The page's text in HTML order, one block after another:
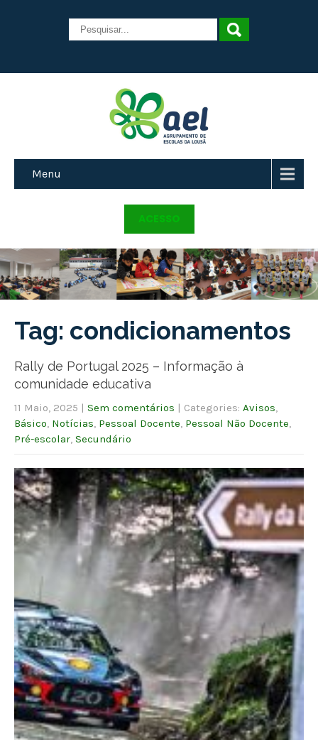
Menu
ACESSO
Tag: condicionamentos
Rally de Portugal 2025 – Informação à
comunidade educativa
11 Maio, 2025 | Sem comentários | Categories: Avisos
Básico Notícias Pessoal Docente Pessoal Não Docente
Pré-escolar Secundário